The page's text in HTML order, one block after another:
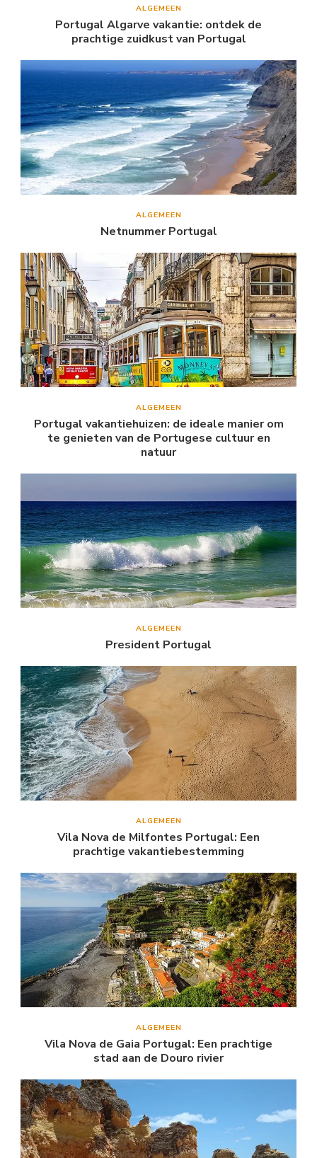
ALGEMEEN
Portugal Algarve vakantie: ontdek de
prachtige zuidkust van Portugal
ALGEMEEN
Netnummer Portugal
ALGEMEEN
Portugal vakantiehuizen: de ideale manier om
te genieten van de Portugese cultuur en
natuur
ALGEMEEN
President Portugal
ALGEMEEN
Vila Nova de Milfontes Portugal: Een
prachtige vakantiebestemming
ALGEMEEN
Vila Nova de Gaia Portugal: Een prachtige
stad aan de Douro rivier